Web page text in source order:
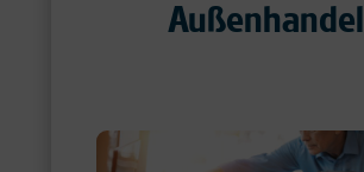
Außenhandel